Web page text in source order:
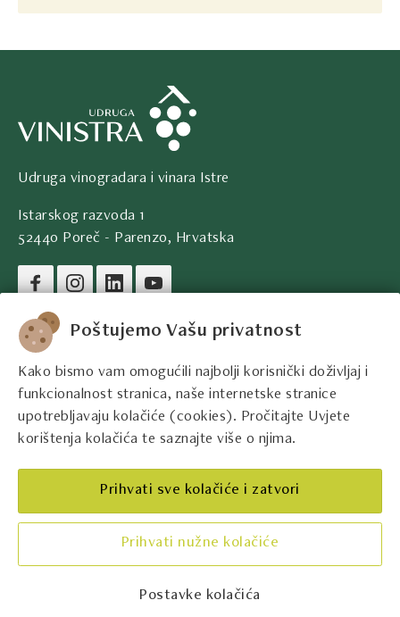
Poštujemo Vašu privatnost
Kako bismo vam omogućili najbolji korisnički doživljaj i
funkcionalnost stranica, naše internetske stranice
upotrebljavaju kolačiće (cookies). Pročitajte Uvjete
korištenja kolačića te saznajte više o njima.
Postavke kolačića
Prihvati nužne kolačiće
Prihvati sve kolačiće i zatvori
Udruga vinogradara i vinara Istre
Istarskog razvoda 1
52440 Poreč - Parenzo, Hrvatska
Pravni podaci društva
Kontakt podaci
Pravne informacije
Najbolji istarski vinari